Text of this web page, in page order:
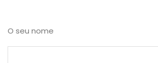
O seu nome